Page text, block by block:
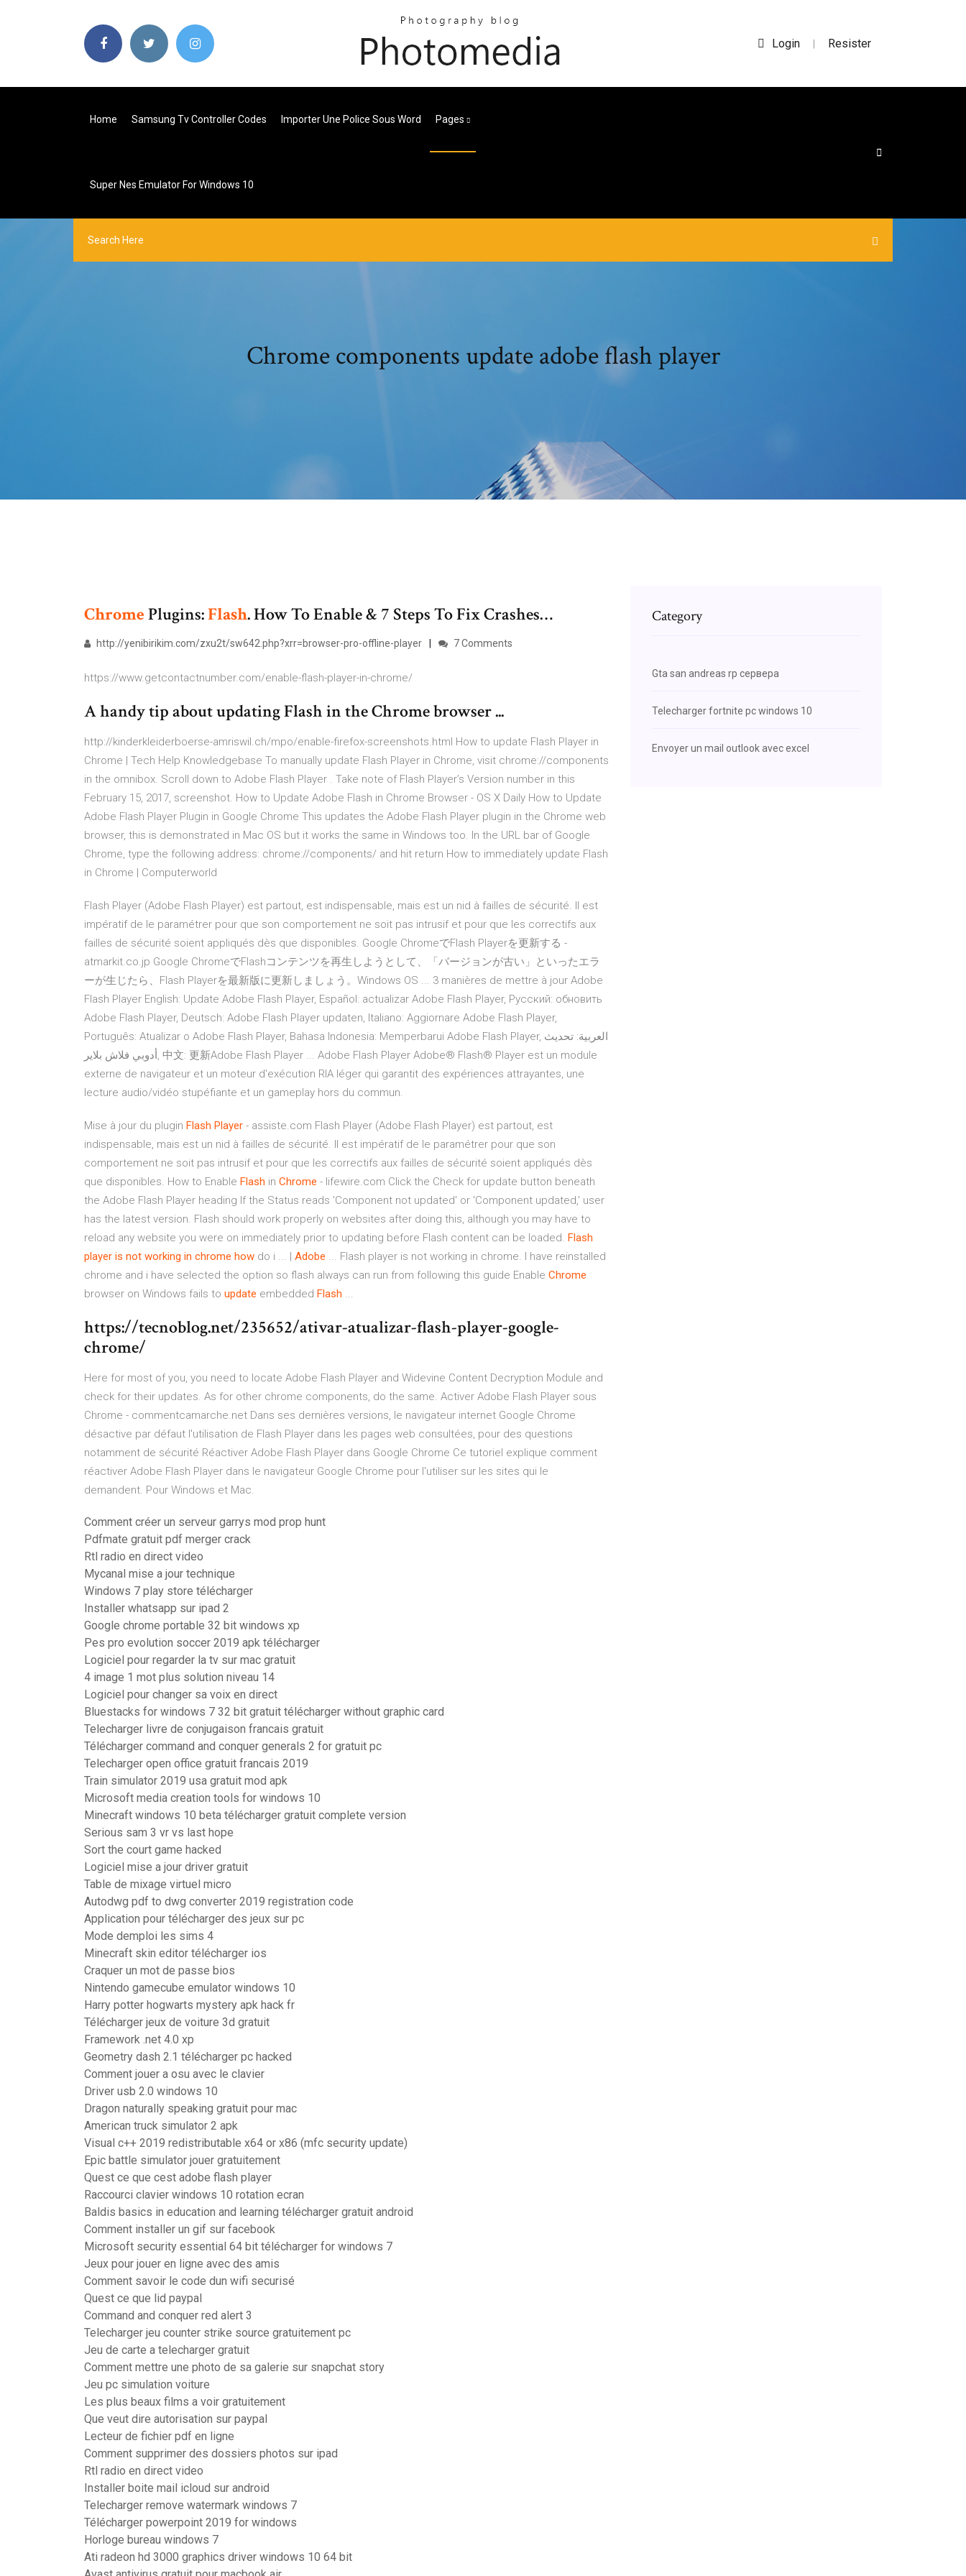
Login | Resister
Home Samsung Tv Controller Codes Importer Une Police Sous Word Pages
Super Nes Emulator For Windows 10
Chrome components update adobe flash player
ChromePlugins:Flash. How To Enable & 7 Steps To Fix Crashes…
http://yenibirikim.com/zxu2t/sw642.php?xrr=browser-pro-offline-player 7 Comments
https://www.getcontactnumber.com/enable-flash-player-in-chrome/
A handy tip about updating Flash in the Chrome browser ...
http://kinderkleiderboerse-amriswil.ch/mpo/enable-firefox-screenshots.html How to update Flash Player in
Chrome | Tech Help Knowledgebase To manually update Flash Player in Chrome, visit chrome://components
in the omnibox. Scroll down to Adobe Flash Player . Take note of Flash Player’s Version number in this
February 15, 2017, screenshot. How to Update Adobe Flash in Chrome Browser - OS X Daily How to Update
Adobe Flash Player Plugin in Google Chrome This updates the Adobe Flash Player plugin in the Chrome web
browser, this is demonstrated in Mac OS but it works the same in Windows too. In the URL bar of Google
Chrome, type the following address: chrome://components/ and hit return How to immediately update Flash
in Chrome | Computerworld
Flash Player (Adobe Flash Player) est partout, est indispensable, mais est un nid à failles de sécurité. Il est
impératif de le paramétrer pour que son comportement ne soit pas intrusif et pour que les correctifs aux
failles de sécurité soient appliqués dès que disponibles. Google ChromeでFlash Playerを更新する -
atmarkit.co.jp Google ChromeでFlashコンテンツを再生しようとして、「バージョンが古い」といったエラ
ーが生じたら、Flash Playerを最新版に更新しましょう。Windows OS ... 3 manières de mettre à jour Adobe
Flash Player English: Update Adobe Flash Player, Español: actualizar Adobe Flash Player, Русский: обновить
Adobe Flash Player, Deutsch: Adobe Flash Player updaten, Italiano: Aggiornare Adobe Flash Player,
Português: Atualizar o Adobe Flash Player, Bahasa Indonesia: Memperbarui Adobe Flash Player, العربية: تحديث
أدوبي فلاش بلاير, 中文: 更新Adobe Flash Player ... Adobe Flash Player Adobe® Flash® Player est un module
externe de navigateur et un moteur d'exécution RIA léger qui garantit des expériences attrayantes, une
lecture audio/vidéo stupéfiante et un gameplay hors du commun.
Mise à jour du plugin Flash Player - assiste.com Flash Player (Adobe Flash Player) est partout, est
indispensable, mais est un nid à failles de sécurité. Il est impératif de le paramétrer pour que son
comportement ne soit pas intrusif et pour que les correctifs aux failles de sécurité soient appliqués dès
que disponibles. How to Enable Flash in Chrome - lifewire.com Click the Check for update button beneath
the Adobe Flash Player heading If the Status reads 'Component not updated' or 'Component updated,' user
has the latest version. Flash should work properly on websites after doing this, although you may have to
reload any website you were on immediately prior to updating before Flash content can be loaded. Flash
player is not working in chrome how do i ... | Adobe ... Flash player is not working in chrome. I have reinstalled
chrome and i have selected the option so flash always can run from following this guide Enable Chrome
browser on Windows fails to update embedded Flash ...
https://tecnoblog.net/235652/ativar-atualizar-flash-player-google-
chrome/
Here for most of you, you need to locate Adobe Flash Player and Widevine Content Decryption Module and
check for their updates. As for other chrome components, do the same. Activer Adobe Flash Player sous
Chrome - commentcamarche.net Dans ses dernières versions, le navigateur internet Google Chrome
désactive par défaut l'utilisation de Flash Player dans les pages web consultées, pour des questions
notamment de sécurité Réactiver Adobe Flash Player dans Google Chrome Ce tutoriel explique comment
réactiver Adobe Flash Player dans le navigateur Google Chrome pour l'utiliser sur les sites qui le
demandent. Pour Windows et Mac.
Comment créer un serveur garrys mod prop hunt
Pdfmate gratuit pdf merger crack
Rtl radio en direct video
Mycanal mise a jour technique
Windows 7 play store télécharger
Installer whatsapp sur ipad 2
Google chrome portable 32 bit windows xp
Pes pro evolution soccer 2019 apk télécharger
Logiciel pour regarder la tv sur mac gratuit
4 image 1 mot plus solution niveau 14
Logiciel pour changer sa voix en direct
Bluestacks for windows 7 32 bit gratuit télécharger without graphic card
Telecharger livre de conjugaison francais gratuit
Télécharger command and conquer generals 2 for gratuit pc
Telecharger open office gratuit francais 2019
Train simulator 2019 usa gratuit mod apk
Microsoft media creation tools for windows 10
Minecraft windows 10 beta télécharger gratuit complete version
Serious sam 3 vr vs last hope
Sort the court game hacked
Logiciel mise a jour driver gratuit
Table de mixage virtuel micro
Autodwg pdf to dwg converter 2019 registration code
Application pour télécharger des jeux sur pc
Mode demploi les sims 4
Minecraft skin editor télécharger ios
Craquer un mot de passe bios
Nintendo gamecube emulator windows 10
Harry potter hogwarts mystery apk hack fr
Télécharger jeux de voiture 3d gratuit
Framework .net 4.0 xp
Geometry dash 2.1 télécharger pc hacked
Comment jouer a osu avec le clavier
Driver usb 2.0 windows 10
Dragon naturally speaking gratuit pour mac
American truck simulator 2 apk
Visual c++ 2019 redistributable x64 or x86 (mfc security update)
Epic battle simulator jouer gratuitement
Quest ce que cest adobe flash player
Raccourci clavier windows 10 rotation ecran
Baldis basics in education and learning télécharger gratuit android
Comment installer un gif sur facebook
Microsoft security essential 64 bit télécharger for windows 7
Jeux pour jouer en ligne avec des amis
Comment savoir le code dun wifi securisé
Quest ce que lid paypal
Command and conquer red alert 3
Telecharger jeu counter strike source gratuitement pc
Jeu de carte a telecharger gratuit
Comment mettre une photo de sa galerie sur snapchat story
Jeu pc simulation voiture
Les plus beaux films a voir gratuitement
Que veut dire autorisation sur paypal
Lecteur de fichier pdf en ligne
Comment supprimer des dossiers photos sur ipad
Rtl radio en direct video
Installer boite mail icloud sur android
Telecharger remove watermark windows 7
Télécharger powerpoint 2019 for windows
Horloge bureau windows 7
Ati radeon hd 3000 graphics driver windows 10 64 bit
Category
Gta san andreas rp сервера
Telecharger fortnite pc windows 10
Envoyer un mail outlook avec excel